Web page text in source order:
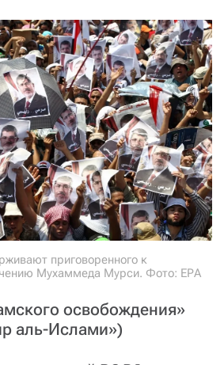
приговоренного к
Мухаммеда Мурси. Фото: ЕРА
освобождения»
аль-Ислами»)